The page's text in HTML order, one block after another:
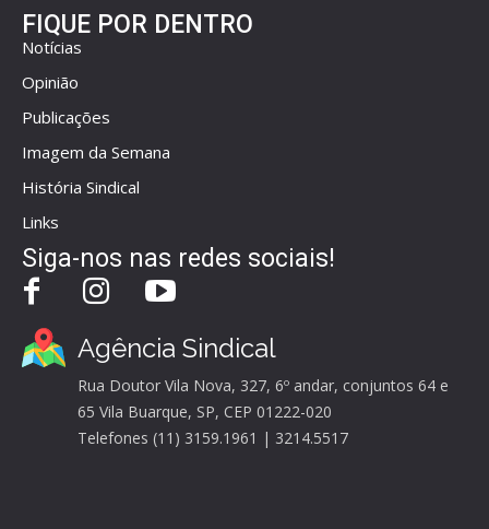
FIQUE POR DENTRO
Notícias
Opinião
Publicações
Imagem da Semana
História Sindical
Links
Siga-nos nas redes sociais!
Agência Sindical
Rua Doutor Vila Nova, 327, 6º andar, conjuntos 64 e
65 Vila Buarque, SP, CEP 01222-020
Telefones (11) 3159.1961 | 3214.5517